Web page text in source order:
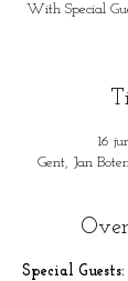
With Special
16
Gent, Jan
Special Guests: